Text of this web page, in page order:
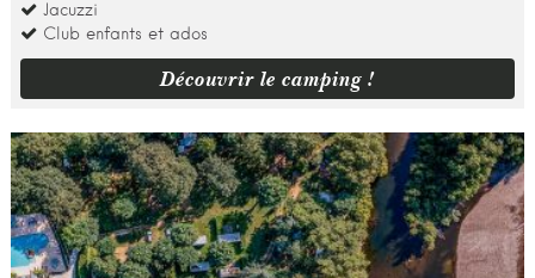
Jacuzzi
Club enfants et ados
Découvrir le camping !